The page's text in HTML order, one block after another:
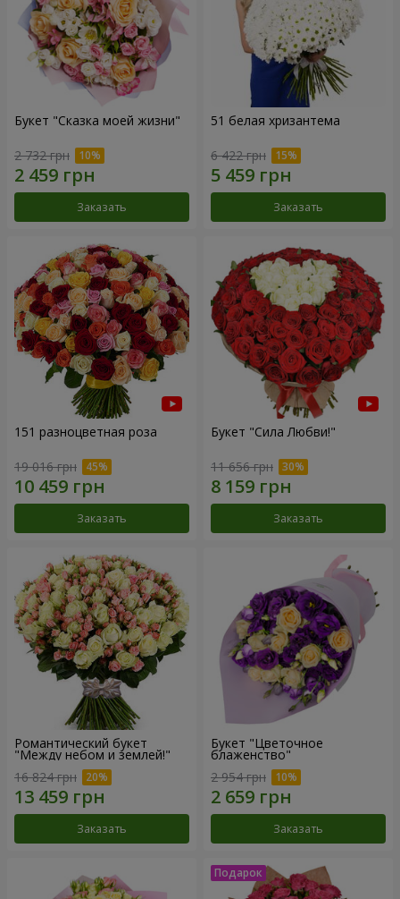
Букет "Сказка моей жизни"
2 732 грн
Заказать
51 белая хризантема
6 422 грн
Заказать
151 разноцветная роза
19 016 грн
Заказать
Букет "Сила Любви!"
11 656 грн
Заказать
Романтический букет
"Между небом и землей!"
16 824 грн
Заказать
Букет "Цветочное
блаженство"
2 954 грн
Заказать